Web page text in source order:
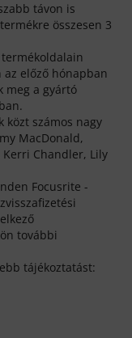
távon is
összesen 3
az előző hónapban
meg a gyártó
közt számos nagy
MacDonald,
Chandler, Lily
Focusrite -
további
tájékoztatást: